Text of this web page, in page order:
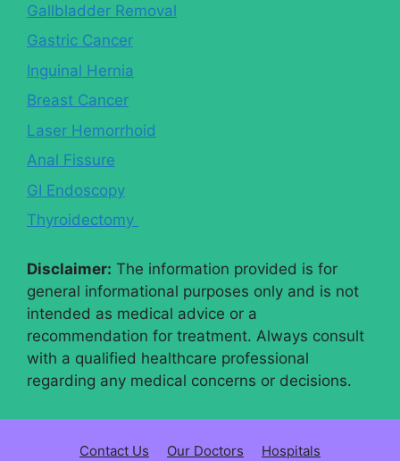
Gallbladder Removal
Gastric Cancer
Inguinal Hernia
Breast Cancer
Laser Hemorrhoid
Anal Fissure
GI Endoscopy
Thyroidectomy
Disclaimer: The information provided is for
general informational purposes only and is not
intended as medical advice or a
recommendation for treatment. Always consult
with a qualified healthcare professional
regarding any medical concerns or decisions.
Contact Us Our Doctors Hospitals